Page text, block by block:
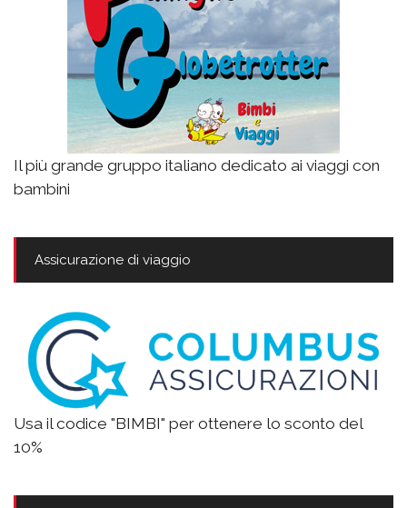
Il più grande gruppo italiano dedicato ai viaggi con
bambini
Assicurazione di viaggio
Usa il codice "BIMBI" per ottenere lo sconto del
10%